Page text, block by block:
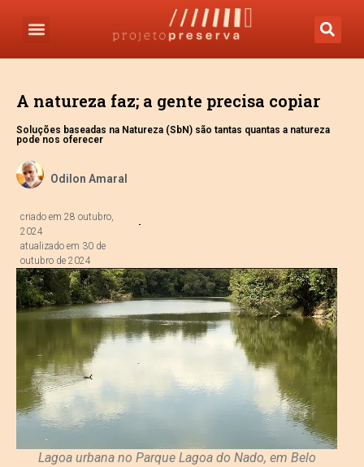
A natureza faz; a gente precisa copiar
Soluções baseadas na Natureza (SbN) são tantas quantas a natureza
pode nos oferecer
Odilon Amaral
criado em 28 outubro,
2024
atualizado em 30 de
outubro de 2024
Lagoa urbana no Parque Lagoa do Nado, em Belo